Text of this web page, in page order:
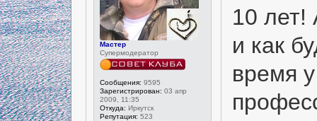
Мастер
Супермодератор
Сообщения: 9595
Зарегистрирован: 03 апр
2009, 11:35
Откуда: Иркутск
Репутация: 523
10 лет!
и как
время